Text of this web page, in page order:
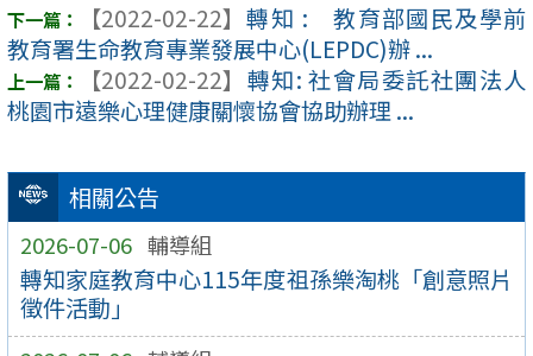
相關公告
2026-07-06 輔導組
轉知家庭教育中心115年度祖孫樂淘桃「創意照片
徵件活動」
【2022-02-22】 轉知 : 教育部國民及學前
教育署生命教育專業發展中心(LEPDC)辦 ...
【2022-02-22】 轉知: 社會局委託社團法人
桃園市遠樂心理健康關懷協會協助辦理 ...